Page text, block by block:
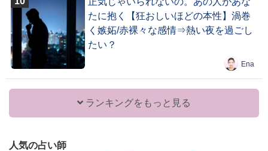
たに抱く【狂おしいほどの本性】渦巻
く嫉妬/赤裸々な感情⇒熱い夜を過ごし
たい？
Ena
ランキングをもっと見る
人気の占い師